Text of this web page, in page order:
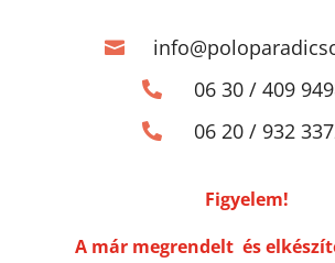

 06 30 / 409
 06 20 / 932
Figyelem!
A már megrendelt és